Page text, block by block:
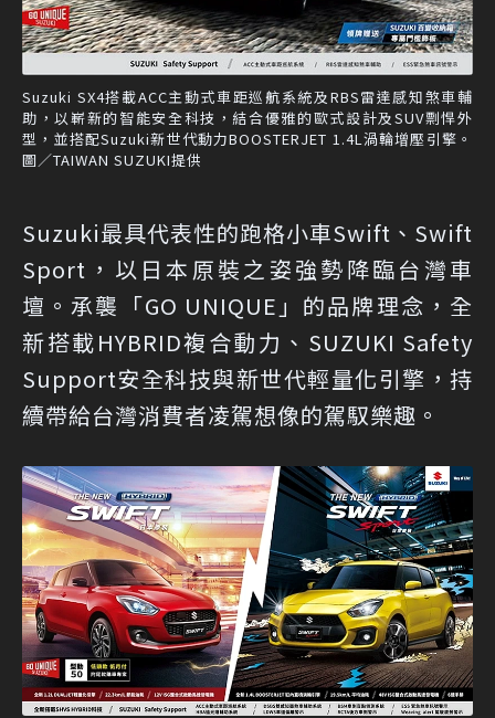
Suzuki SX4搭載ACC主動式車距巡航系統及RBS雷達感知煞車輔
助，以嶄新的智能安全科技，結合優雅的歐式設計及SUV剽悍外
型，並搭配Suzuki新世代動力BOOSTERJET 1.4L渦輪增壓引擎。
圖／TAIWAN SUZUKI提供
Suzuki最具代表性的跑格小車Swift、Swift
Sport，以日本原裝之姿強勢降臨台灣車
壇。承襲「GO UNIQUE」的品牌理念，全
新搭載HYBRID複合動力、SUZUKI Safety
Support安全科技與新世代輕量化引擎，持
續帶給台灣消費者凌駕想像的駕馭樂趣。